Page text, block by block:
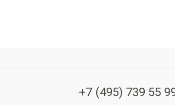
+7 (495) 739 55